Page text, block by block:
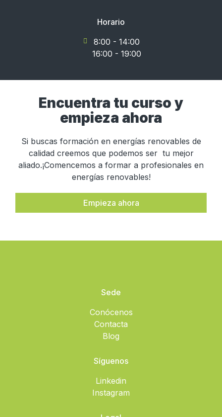
Horario
8:00 - 14:00
16:00 - 19:00
Encuentra tu curso y
empieza ahora
Si buscas formación en energías renovables de
calidad creemos que podemos ser tu mejor
aliado.¡Comencemos a formar a profesionales en
energías renovables!
Empieza ahora
Sede
Conócenos
Contacta
Blog
Síguenos
Linkedin
Instagram